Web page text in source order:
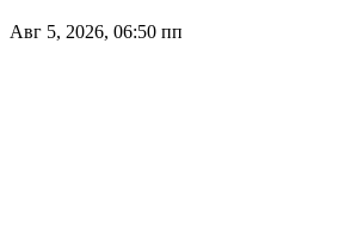
Авг 5, 2026, 06:50 пп